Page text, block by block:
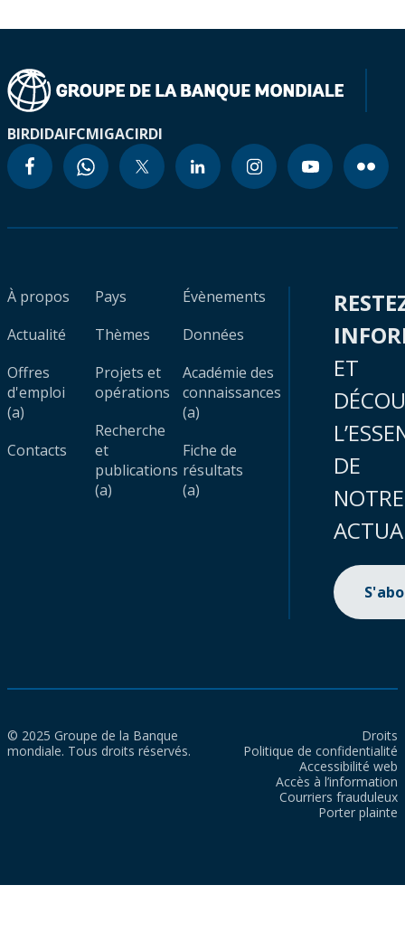
BIRDIDAIFCMIGACIRDI
À propos
Actualité
Offres
d'emploi
(a)
Contacts
Pays
Thèmes
Projets et
opérations
Recherche
et
publications
(a)
Évènements
Données
Académie des
connaissances
(a)
Fiche de
résultats
(a)
ET
DE
NOTRE
© 2025 Groupe de la Banque
mondiale. Tous droits réservés.
Droits
Politique de confidentialité
Accessibilité web
Accès à l’information
Courriers frauduleux
Porter plainte